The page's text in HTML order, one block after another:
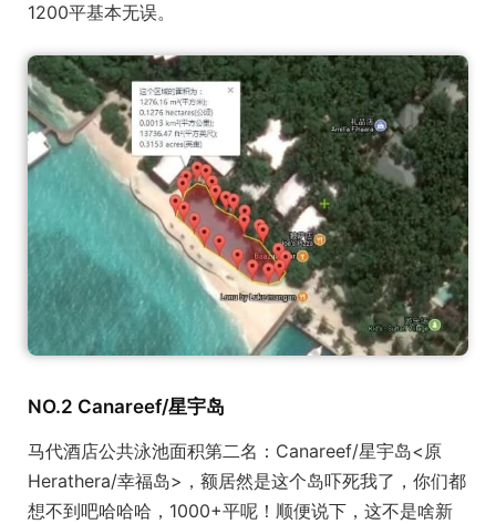
1200平基本无误。
NO.2 Canareef/星宇岛
马代酒店公共泳池面积第二名：Canareef/星宇岛<原
Herathera/幸福岛>，额居然是这个岛吓死我了，你们都
想不到吧哈哈哈，1000+平呢！顺便说下，这不是啥新